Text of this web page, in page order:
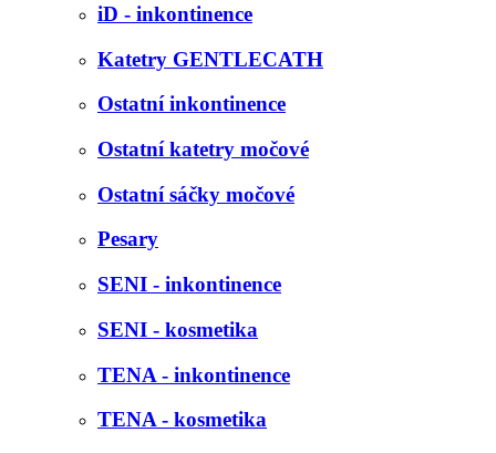
iD - inkontinence
Katetry GENTLECATH
Ostatní inkontinence
Ostatní katetry močové
Ostatní sáčky močové
Pesary
SENI - inkontinence
SENI - kosmetika
TENA - inkontinence
TENA - kosmetika